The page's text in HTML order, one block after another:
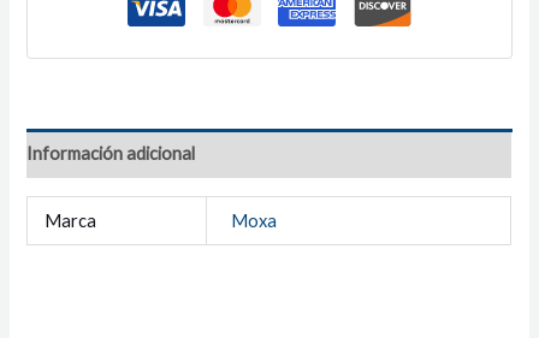
Información adicional
Marca Moxa